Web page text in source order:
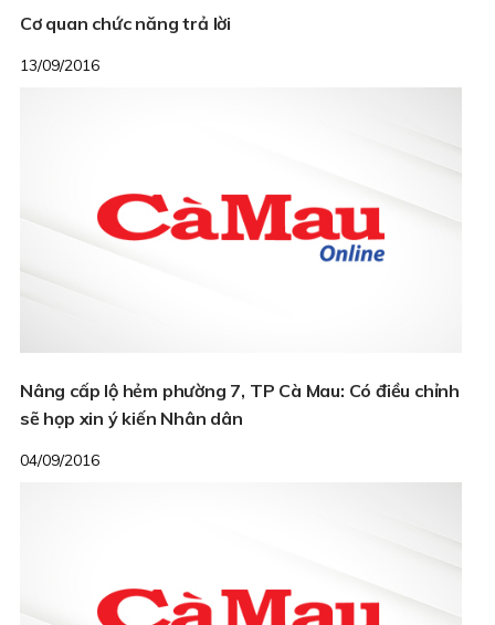
Cơ quan chức năng trả lời
13/09/2016
Nâng cấp lộ hẻm phường 7, TP Cà Mau: Có điều chỉnh
sẽ họp xin ý kiến Nhân dân
04/09/2016